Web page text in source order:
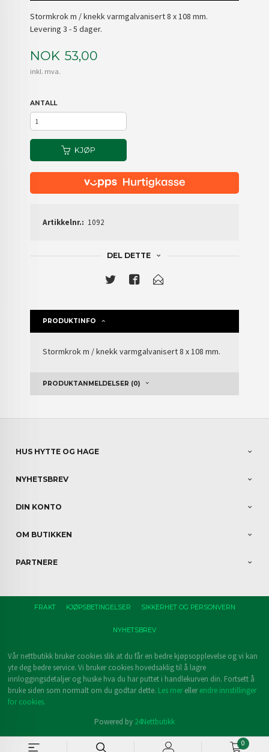
0
Stormkrok m / knekk varmgalvanisert 8 x 108 mm.
Levering 3 - 5 dager.
Pris
NOK 53,00
inkl. mva.
ANTALL
KJØP
Artikkelnr.: 1092
DEL DETTE
PRODUKTINFO
Stormkrok m / knekk varmgalvanisert 8 x 108 mm.
PRODUKTANMELDELSER (0)
HUS HYTTE OG HAGE
NYHETSBREV
DIN KONTO
OM BUTIKKEN
PARTNERE
FRAKT KJØPSBETINGELSER SIKKERHET OG PERSONVERN
NYHETSBREV
Vår nettbutikk bruker cookies slik at du får en bedre kjøpsopplevelse og vi kan
yte deg bedre service. Vi bruker cookies hovedsaklig til å lagre
innloggingsdetaljer og huske hva du har puttet i handlekurven din. Fortsett å
bruke siden som normalt om du godtar dette. Les merellerendre innstillinger
for cookies.
Powered by 24Nettbutikk